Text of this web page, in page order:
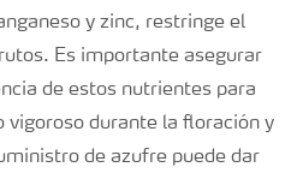
y zinc, restringe el
Es importante asegurar
de estos nutrientes para
vigoroso durante la floración y
de azufre puede dar